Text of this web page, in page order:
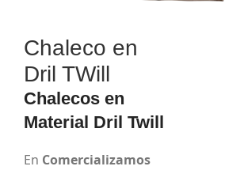
Chaleco en
Dril TWill
Chalecos en
Material Dril Twill
En Comercializamos